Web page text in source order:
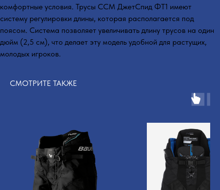
комфортные условия. Трусы ССМ ДжетСпид ФТ1 имеют
систему регулировки длины, которая располагается под
поясом. Система позволяет увеличивать длину трусов на один
дюйм (2,5 см), что делает эту модель удобной для растущих,
молодых игроков.
СМОТРИТЕ ТАКЖЕ